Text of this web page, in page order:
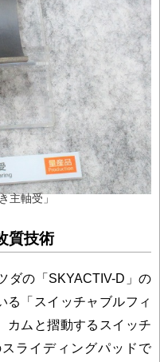
主軸受」
質技術
の「SKYACTIV-D」の
る「スイッチャブルフィ
カムと摺動するスイッチ
ライディングパッドで